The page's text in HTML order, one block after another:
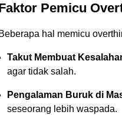
Pemicu
Beberapa hal memicu
Takut Membuat
agar tidak salah.
Pengalaman Buruk di
seseorang lebih waspada.